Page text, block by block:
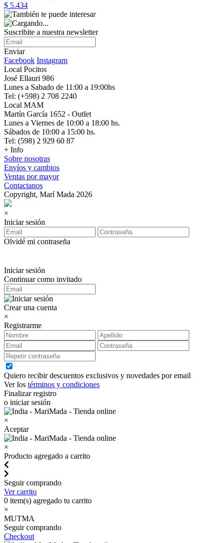
$ 5.434
Suscribite a nuestra newsletter
Enviar
Facebook Instagram
Local Pocitos
José Ellauri 986
Lunes a Sabado de 11:00 a 19:00hs
Tel: (+598) 2 708 2240
Local MAM
Martín García 1652 - Outlet
Lunes a Viernes de 10:00 a 18:00 hs.
Sábados de 10:00 a 15:00 hs.
Tel: (598) 2 929 60 87
+ Info
Sobre nosotras
Envíos y cambios
Ventas por mayor
Contactanos
Copyright, Marí Mada 2026
×
Iniciar sesión
Olvidé mi contraseña
Iniciar sesión
Continuar como invitado
Crear una cuenta
×
Registrarme
Quiero recibir descuentos exclusivos y novedades por email
Ver los términos y condiciones
Finalizar registro
o iniciar sesión
×
Aceptar
×
Producto agregado a carrito
Seguir comprando
Ver carrito
0 item(s) agregado tu carrito
×
MUTMA
Seguir comprando
Checkout